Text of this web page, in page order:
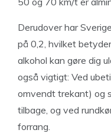
Derudover har
på 0,2, hvilket
alkohol kan gøre dig
også vigtigt: Ved
omvendt trekant) og
tilbage, og ved
forrang.